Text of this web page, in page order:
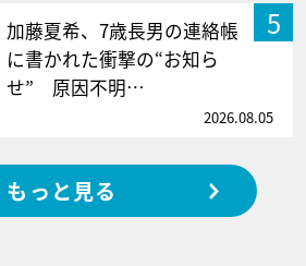
5
加藤夏希、7歳長男の連絡帳
に書かれた衝撃の“お知ら
せ” 原因不明…
2026.08.05
もっと見る